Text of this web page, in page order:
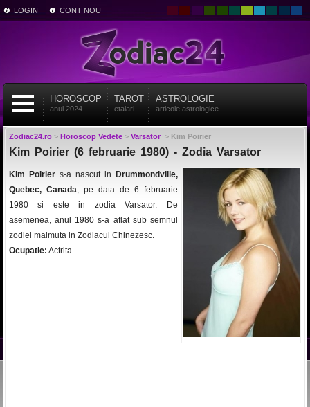
LOGIN CONT NOU
HOROSCOP
anul 2024
TAROT
etalari
ASTROLOGIE
articole astrologice
Zodiac24.ro> Horoscop Vedete> Varsator> Kim Poirier
Kim Poirier (6 februarie 1980) - Zodia Varsator
Kim Poiriers-a nascut in
Drummondville,
Quebec, Canada, pe data de 6 februarie
1980 si este in zodia Varsator. De
asemenea, anul 1980 s-a aflat sub semnul
zodiei maimuta in Zodiacul Chinezesc.
Ocupatie: Actrita